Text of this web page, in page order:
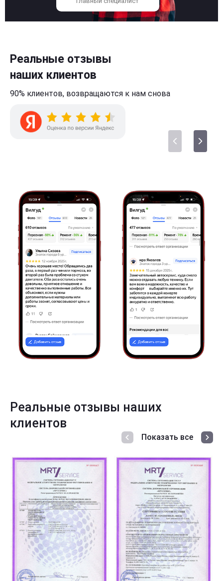
Реальные отзывы
наших клиентов
90% клиентов, возвращаются к нам снова
Реальные отзывы наших
клиентов
Показать все